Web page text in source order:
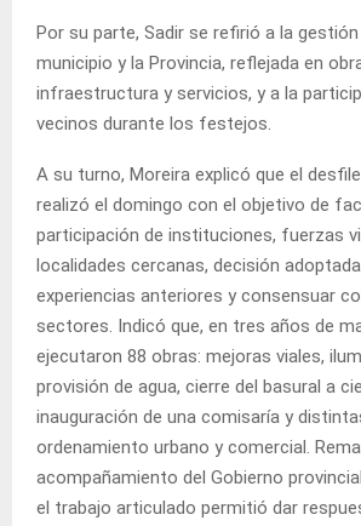
Por su parte, Sadir se refirió a la
municipio y la Provincia, reflejada en
infraestructura y servicios, y a la
vecinos durante los festejos.
A su turno, Moreira explicó que el
realizó el domingo con el objetivo de
participación de instituciones, fuerzas
localidades cercanas, decisión
experiencias anteriores y consensuar
sectores. Indicó que, en tres años de
ejecutaron 88 obras: mejoras viales,
provisión de agua, cierre del basural a
inauguración de una comisaría y
ordenamiento urbano y comercial.
acompañamiento del Gobierno
el trabajo articulado permitió dar